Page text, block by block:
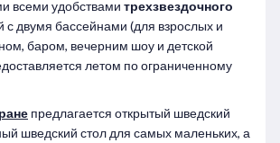
всеми удобствами трехзвездочного
с двумя бассейнами (для взрослых и
баром, вечерним шоу и детской
летом по ограниченному
предлагается открытый шведский
шведский стол для самых маленьких, а